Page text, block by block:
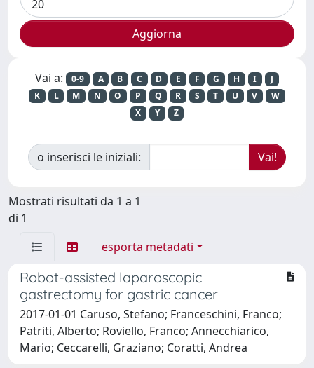
Vai a: 0-9 A B C D E F G H I
J
K
L M N O P Q R S T U V
W
X
Y Z
o inserisci le iniziali:
Mostrati risultati da 1 a 1
di 1
esporta metadati
Robot-assisted laparoscopic
gastrectomy for gastric cancer
2017-01-01 Caruso, Stefano; Franceschini, Franco;
Patriti, Alberto; Roviello, Franco; Annecchiarico,
Mario; Ceccarelli, Graziano; Coratti, Andrea